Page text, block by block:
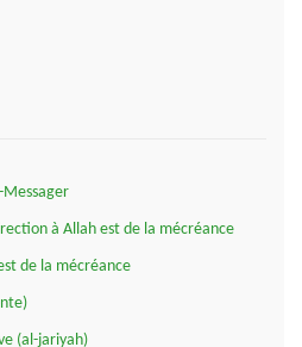
à Allah est de la mécréance
de la mécréance
(al-jariyah)